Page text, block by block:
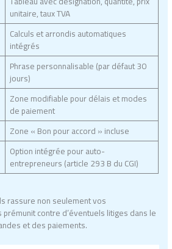
unitaire, taux TVA
Calculs et arrondis automatiques
intégrés
Phrase personnalisable (par défaut 30
jours)
Zone modifiable pour délais et modes
de paiement
Zone « Bon pour accord » incluse
Option intégrée pour auto-
entrepreneurs (article 293 B du CGI)
rassure non seulement vos
contre d’éventuels litiges dans le
et des paiements.